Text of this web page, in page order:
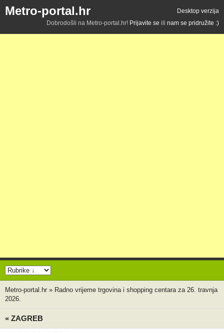
Metro-portal.hr
Desktop verzija
Dobrodošli na Metro-portal.hr! Prijavite se ili nam se pridružite :)
Metro-portal.hr » Radno vrijeme trgovina i shopping centara za 26. travnja
2026.
« ZAGREB